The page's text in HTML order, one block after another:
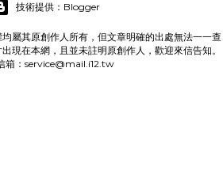
技術提供：Blogger
屬其原創作人所有，但文章明確的出處無法一一查
現在本網，且並未註明原創作人，歡迎來信告知。
箱：service@mail.i12.tw